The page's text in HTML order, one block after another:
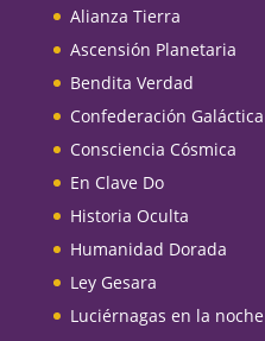
Alianza Tierra
Ascensión Planetaria
Bendita Verdad
Confederación Galáctica
Consciencia Cósmica
En Clave Do
Historia Oculta
Humanidad Dorada
Ley Gesara
Luciérnagas en la noche